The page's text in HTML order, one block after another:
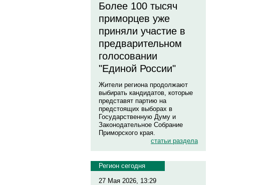
Более 100 тысяч
приморцев уже
приняли участие в
предварительном
голосовании
"Единой России"
Жители региона продолжают
выбирать кандидатов, которые
представят партию на
предстоящих выборах в
Государственную Думу и
Законодательное Собрание
Приморского края.
статьи раздела
Регион сегодня
27 Мая 2026, 13:29